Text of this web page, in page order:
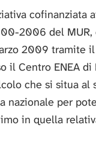
cofinanziata
2006 del
2009 tramite
il Centro ENEA
che si situa al
nazionale per
in quella